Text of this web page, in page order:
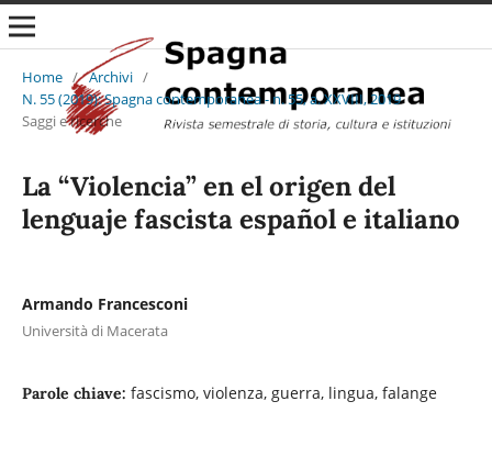
Home / Archivi /
N. 55 (2019): Spagna contemporanea - n. 55, a. XXVIII, 2019 /
Saggi e ricerche
La “Violencia” en el origen del
lenguaje fascista español e italiano
Armando Francesconi
Università di Macerata
Parole chiave: fascismo, violenza, guerra, lingua, falange